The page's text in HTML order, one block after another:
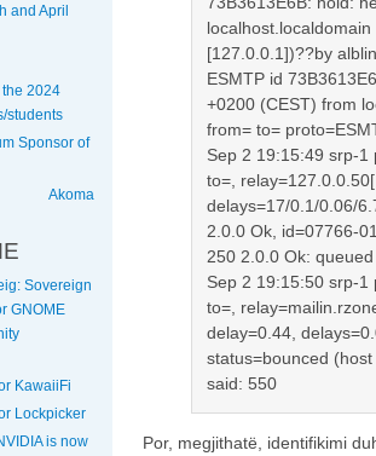
and April
2024
students
Sponsor of
Akoma
Sovereign
GNOME
KawaiiFi
Lockpicker
is now
[127.0.0.1])??by
ESMTP id
+0200 (CEST) from
from= to=
Sep 2 19:15:49 srp-1
to=,
delays=17/0.1/0.06/
2.0.0 Ok, id=07766-
250 2.0.0 Ok:
Sep 2 19:15:50 srp-1
to=,
delay=0.44,
status=bounced
said: 550
Por, megjithatë, identifikimi